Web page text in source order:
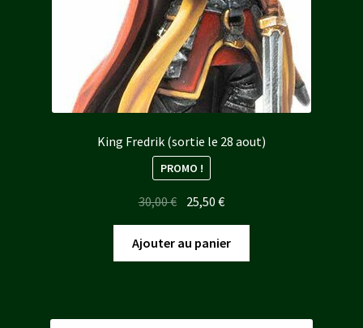
King Fredrik (sortie le 28 aout)
PROMO !
30,00€ Le
initial
était :
25,50€Le
actuel
est :
Ajouter au panier